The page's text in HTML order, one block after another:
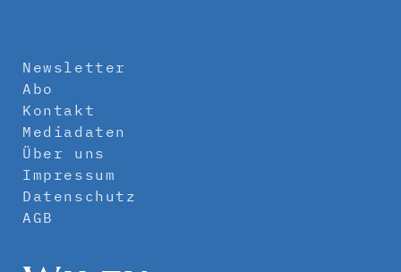
Newsletter
Abo
Kontakt
Mediadaten
Über uns
Impressum
Datenschutz
AGB